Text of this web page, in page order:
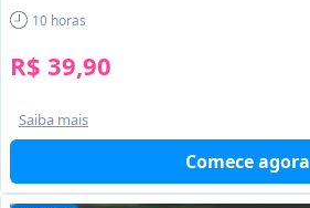
10 horas
R$ 39,90
Saiba mais
Comece agora